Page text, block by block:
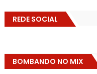
REDE SOCIAL
BOMBANDO NO MIX